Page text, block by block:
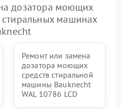
дозатора моющих
стиральных машинах
Ремонт или замена
дозатора моющих
средств стиральной
машины Bauknecht
WAL 10786 LCD